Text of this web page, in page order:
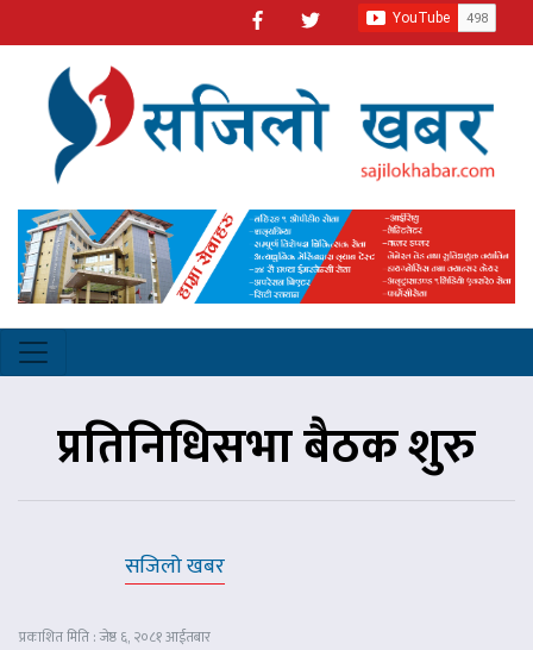
प्रतिनिधिसभा बैठक शुरु
सजिलो खबर
प्रकाशित मिति : जेष्ठ ६, २०८१ आईतबार